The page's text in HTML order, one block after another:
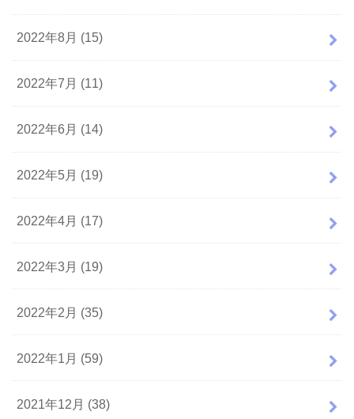
2022年8月 (15)
2022年7月 (11)
2022年6月 (14)
2022年5月 (19)
2022年4月 (17)
2022年3月 (19)
2022年2月 (35)
2022年1月 (59)
2021年12月 (38)